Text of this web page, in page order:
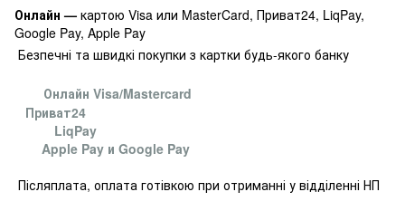
Онлайн — картою Visa или MasterCard, Приват24, LiqPay,
Google Pay, Apple Pay
Безпечні та швидкі покупки з картки будь-якого банку
Онлайн Visa/Mastercard
Приват24
LiqPay
Apple Pay и Google Pay
Післяплата, оплата готівкою при отриманні у відділенні НП